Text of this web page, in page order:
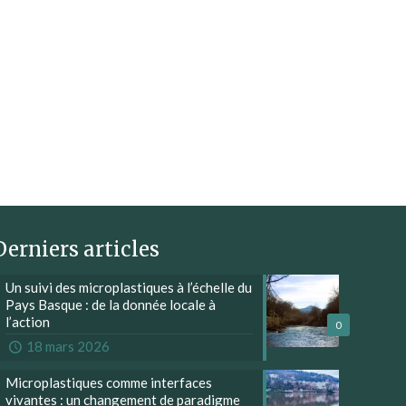
articles
0
Un suivi des microplastiques à l’échelle du
Pays Basque : de la donnée locale à
l’action
18 mars 2026
Microplastiques comme interfaces
vivantes : un changement de paradigme